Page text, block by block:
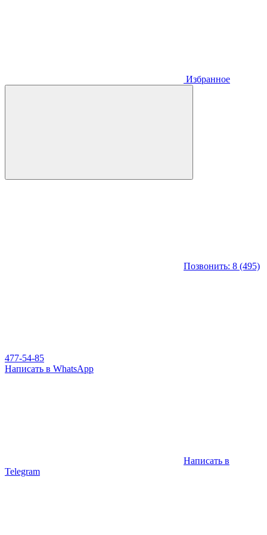
Избранное
Позвонить: 8 (495)
477-54-85
Написать в WhatsApp
Написать в
Telegram